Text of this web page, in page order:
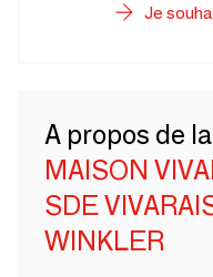
Je
A propos de
MAISON
SDE
WINKLER